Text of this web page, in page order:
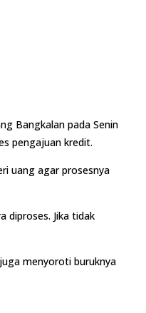
Bangkalan pada Senin
pengajuan kredit.
uang agar prosesnya
diproses. Jika tidak
menyoroti buruknya